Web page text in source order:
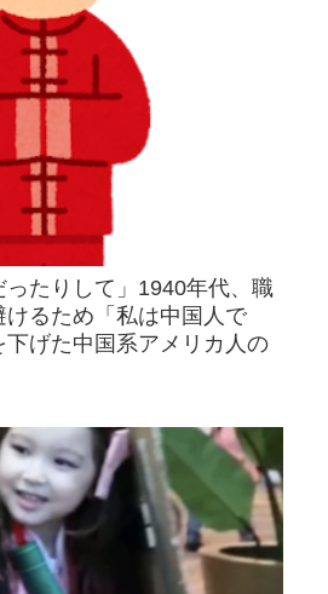
たりして」1940年代、職
るため「私は中国人で
げた中国系アメリカ人の